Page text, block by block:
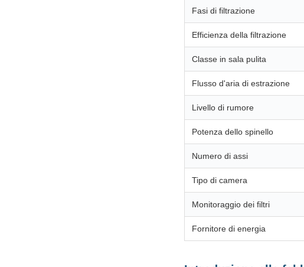
Fasi di filtrazione
Efficienza della filtrazione
Classe in sala pulita
Flusso d'aria di estrazione
Livello di rumore
Potenza dello spinello
Numero di assi
Tipo di camera
Monitoraggio dei filtri
Fornitore di energia